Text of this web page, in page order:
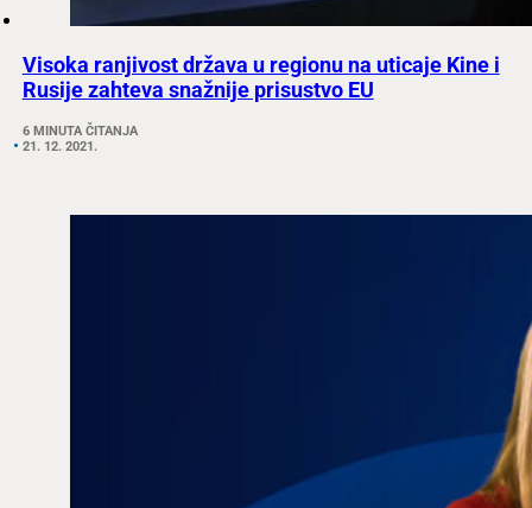
Visoka ranjivost država u regionu na uticaje Kine i
Rusije zahteva snažnije prisustvo EU
6 MINUTA ČITANJA
21. 12. 2021.